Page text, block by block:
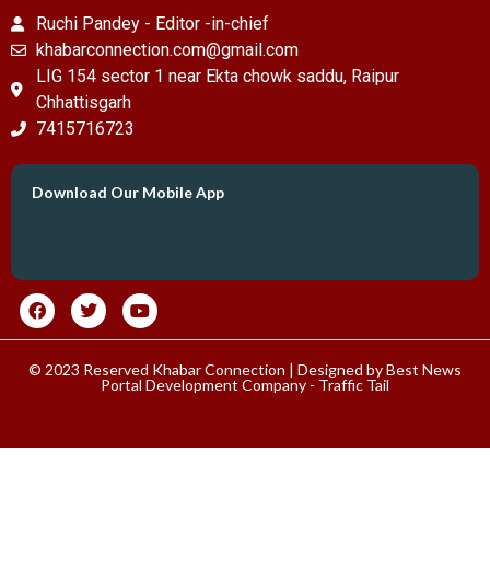
Ruchi Pandey - Editor -in-chief
khabarconnection.com@gmail.com
LIG 154 sector 1 near Ekta chowk saddu, Raipur
Chhattisgarh
7415716723
Download Our Mobile App
© 2023 Reserved Khabar Connection | Designed byBest News
Portal Development Company - Traffic Tail